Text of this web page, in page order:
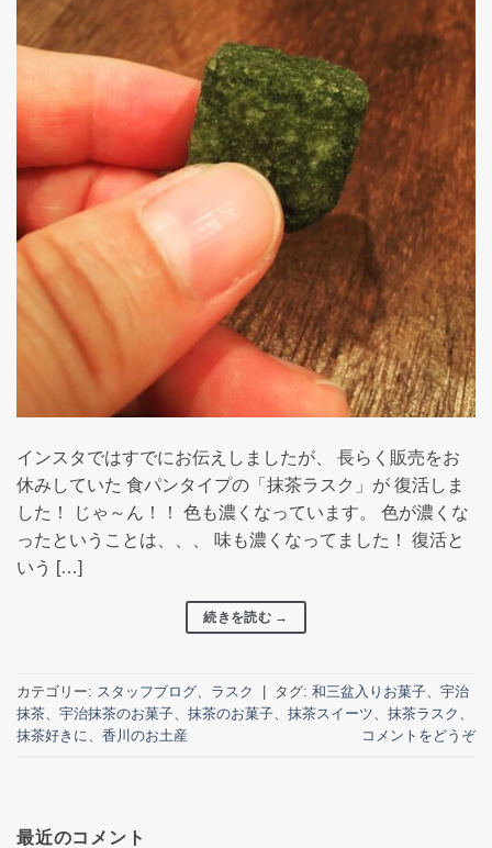
インスタではすでにお伝えしましたが、 長らく販売をお
休みしていた 食パンタイプの「抹茶ラスク」が 復活しま
した！ じゃ～ん！！ 色も濃くなっています。 色が濃くな
ったということは、、、 味も濃くなってました！ 復活と
いう […]
続きを読む →
カテゴリー: スタッフブログ ラスク タグ: 和三盆入りお菓子
宇治
抹茶
宇治抹茶のお菓子 抹茶のお菓子 抹茶スイーツ 抹茶ラスク
抹茶好きに
香川のお土産 コメントをどうぞ
最近のコメント